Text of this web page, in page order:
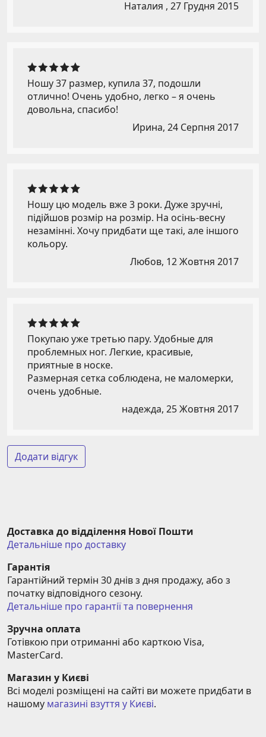
Наталия , 27 Грудня 2015
Ношу 37 размер, купила 37, подошли
отлично! Очень удобно, легко – я очень
довольна, спасибо!
Ирина, 24 Серпня 2017
Ношу цю модель вже 3 роки. Дуже зручні,
підійшов розмір на розмір. На осінь-весну
незамінні. Хочу придбати ще такі, але іншого
кольору.
Любов, 12 Жовтня 2017
Покупаю уже третью пару. Удобные для
проблемных ног. Легкие, красивые,
приятные в носке.
Размерная сетка соблюдена, не маломерки,
очень удобные.
надежда, 25 Жовтня 2017
Додати відгук
Доставка до відділення Нової Пошти
Детальніше про доставку
Гарантія
Гарантійний термін 30 днів з дня продажу, або з
початку відповідного сезону.
Детальніше про гарантії та повернення
Зручна оплата
Готівкою при отриманні або карткою Visa,
MasterCard.
Магазин у Києві
Всі моделі розміщені на сайті ви можете придбати в
нашому магазині взуття у Києві.